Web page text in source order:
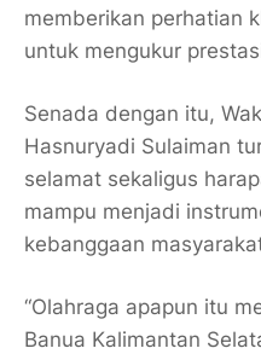
memberikan perhatian
untuk mengukur
Senada dengan itu,
Hasnuryadi Sulaiman
selamat sekaligus
mampu menjadi
kebanggaan
“Olahraga apapun itu
Banua Kalimantan